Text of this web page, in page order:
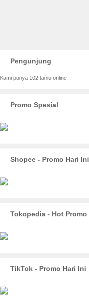
Pengunjung
Kami punya 102 tamu online
Promo Spesial
Shopee - Promo Hari Ini
Tokopedia - Hot Promo
TikTok - Promo Hari Ini